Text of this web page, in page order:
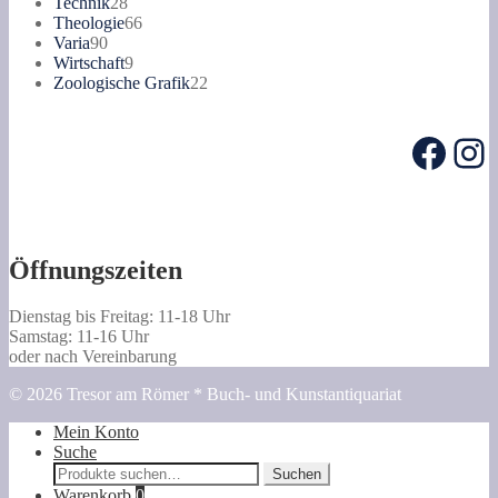
Produkte
Theologie6666
Varia9090
Produkte
Wirtschaft99
Produkte
Zoologische Grafik22
Öffnungszeiten
Dienstag bis Freitag: 11-18 Uhr
Samstag: 11-16 Uhr
oder nach Vereinbarung
© 2026 Tresor am Römer * Buch- und Kunstantiquariat
Mein Konto
Suche
Suche
nach:
Suchen